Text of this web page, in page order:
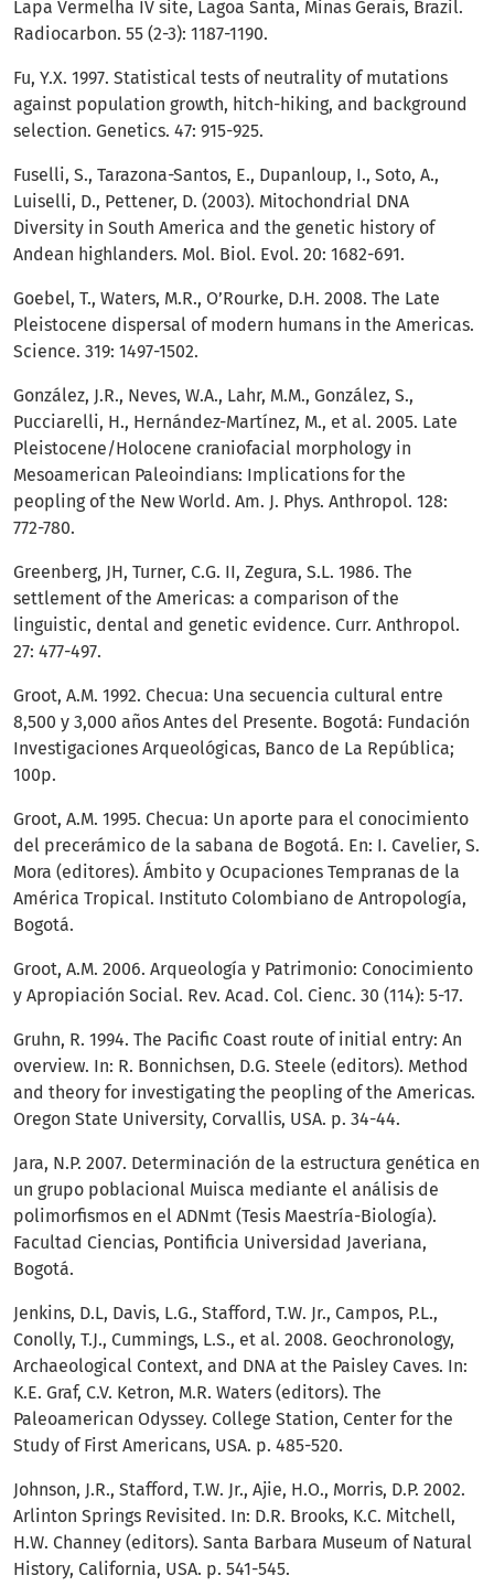
Lapa Vermelha IV site, Lagoa Santa, Minas Gerais, Brazil.
Radiocarbon. 55 (2-3): 1187-1190.
Fu, Y.X. 1997. Statistical tests of neutrality of mutations
against population growth, hitch-hiking, and background
selection. Genetics. 47: 915-925.
Fuselli, S., Tarazona-Santos, E., Dupanloup, I., Soto, A.,
Luiselli, D., Pettener, D. (2003). Mitochondrial DNA
Diversity in South America and the genetic history of
Andean highlanders. Mol. Biol. Evol. 20: 1682-691.
Goebel, T., Waters, M.R., O’Rourke, D.H. 2008. The Late
Pleistocene dispersal of modern humans in the Americas.
Science. 319: 1497-1502.
González, J.R., Neves, W.A., Lahr, M.M., González, S.,
Pucciarelli, H., Hernández-Martínez, M., et al. 2005. Late
Pleistocene/Holocene craniofacial morphology in
Mesoamerican Paleoindians: Implications for the
peopling of the New World. Am. J. Phys. Anthropol. 128:
772-780.
Greenberg, JH, Turner, C.G. II, Zegura, S.L. 1986. The
settlement of the Americas: a comparison of the
linguistic, dental and genetic evidence. Curr. Anthropol.
27: 477-497.
Groot, A.M. 1992. Checua: Una secuencia cultural entre
8,500 y 3,000 años Antes del Presente. Bogotá: Fundación
Investigaciones Arqueológicas, Banco de La República;
100p.
Groot, A.M. 1995. Checua: Un aporte para el conocimiento
del precerámico de la sabana de Bogotá. En: I. Cavelier, S.
Mora (editores). Ámbito y Ocupaciones Tempranas de la
América Tropical. Instituto Colombiano de Antropología,
Bogotá.
Groot, A.M. 2006. Arqueología y Patrimonio: Conocimiento
y Apropiación Social. Rev. Acad. Col. Cienc. 30 (114): 5-17.
Gruhn, R. 1994. The Pacific Coast route of initial entry: An
overview. In: R. Bonnichsen, D.G. Steele (editors). Method
and theory for investigating the peopling of the Americas.
Oregon State University, Corvallis, USA. p. 34-44.
Jara, N.P. 2007. Determinación de la estructura genética en
un grupo poblacional Muisca mediante el análisis de
polimorfismos en el ADNmt (Tesis Maestría-Biología).
Facultad Ciencias, Pontificia Universidad Javeriana,
Bogotá.
Jenkins, D.L, Davis, L.G., Stafford, T.W. Jr., Campos, P.L.,
Conolly, T.J., Cummings, L.S., et al. 2008. Geochronology,
Archaeological Context, and DNA at the Paisley Caves. In:
K.E. Graf, C.V. Ketron, M.R. Waters (editors). The
Paleoamerican Odyssey. College Station, Center for the
Study of First Americans, USA. p. 485-520.
Johnson, J.R., Stafford, T.W. Jr., Ajie, H.O., Morris, D.P. 2002.
Arlinton Springs Revisited. In: D.R. Brooks, K.C. Mitchell,
H.W. Channey (editors). Santa Barbara Museum of Natural
History, California, USA. p. 541-545.